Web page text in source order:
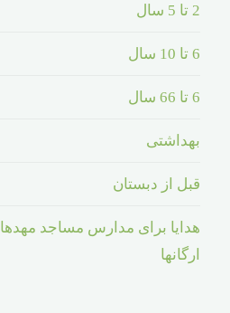
2 تا 5 سال
6 تا 10 سال
6 تا 66 سال
بهداشتی
قبل از دبستان
هدایا برای مدارس مساجد مهدها
ارگانها